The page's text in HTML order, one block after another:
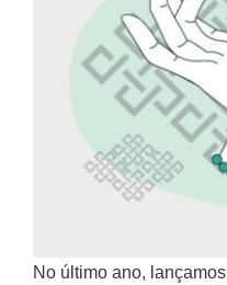
No último ano,